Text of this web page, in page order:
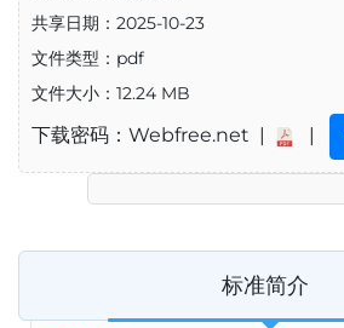
共享日期：2025-10-23
文件类型：pdf
文件大小：12.24 MB
下载密码：Webfree.net | |
标准简介